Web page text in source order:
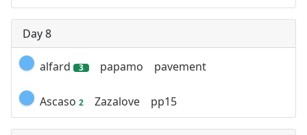
Day 8
alfard 3 papamo pavement
Ascaso 2 Zazalove pp15